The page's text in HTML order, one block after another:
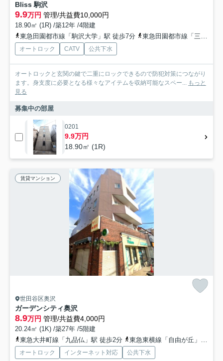
Bliss 駒沢
9.9万円 管理/共益費10,000円
18.90㎡ (1R) /築12年 /4階建
東急田園都市線「駒沢大学」駅 徒歩7分
東急田園都市線「三軒茶屋」駅 徒歩15分
オートロック CATV 公共下水
オートロックと玄関の鍵で二重にロックできるので防犯対策につながり
ます。身支度に必要となる様々なアイテムを収納可能なスペー... もっと
見る
募集中の部屋
0201
9.9万円
18.90㎡ (1R)
賃貸マンション
世田谷区奥沢
ガーデンシティ奥沢
8.9万円 管理/共益費4,000円
20.24㎡ (1K) /築27年 /5階建
東急大井町線「九品仏」駅 徒歩2分
東急東横線「自由が丘」駅 徒歩9分
オートロック インターネット対応 公共下水